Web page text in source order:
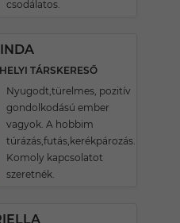
csodálatos.
TÁRSKERESŐ
Nyugodt,türelmes, pozitív
gondolkodású ember
vagyok. A hobbim
túrázás,futás,kerékpározás.
Komoly kapcsolatot
szeretnék.